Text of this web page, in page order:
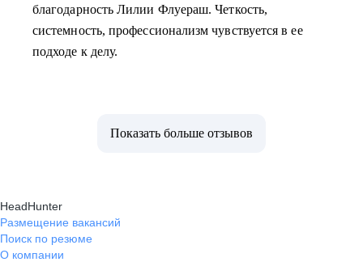
благодарность Лилии Флуераш. Четкость,
системность, профессионализм чувствуется в ее
подходе к делу.
Показать больше отзывов
HeadHunter
Размещение вакансий
Поиск по резюме
О компании